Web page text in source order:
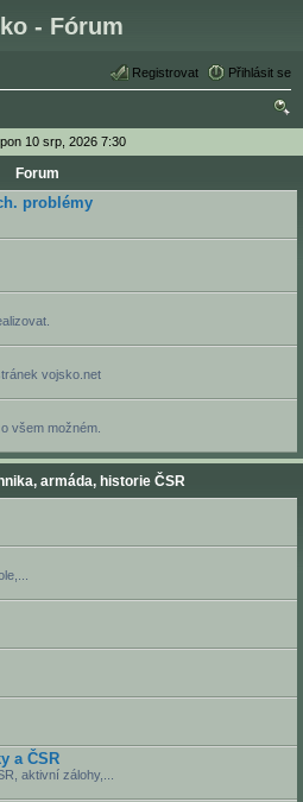
- Fórum
Přihlásit se
Registrovat
10 srp, 2026 7:30
Forum
problémy
vojsko.net
všem možném.
armáda, historie ČSR
a ČSR
aktivní zálohy,...